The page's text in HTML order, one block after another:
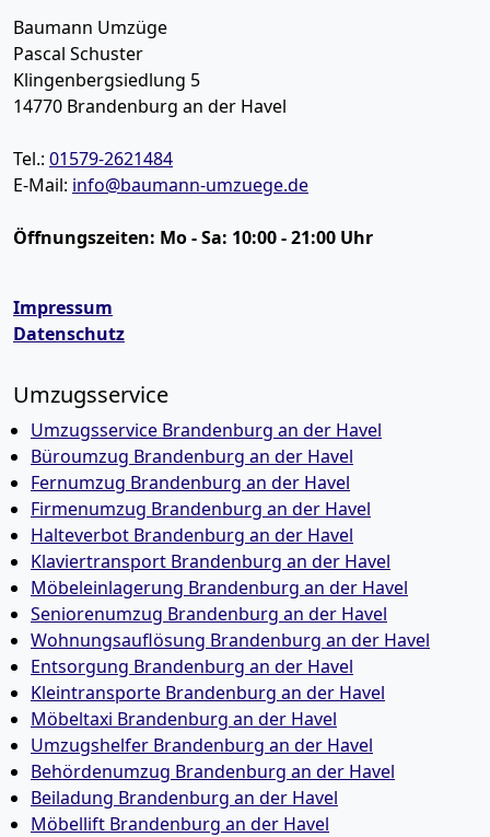
Baumann Umzüge
Pascal Schuster
Klingenbergsiedlung 5
14770 Brandenburg an der Havel
Tel.: 01579-2621484
E-Mail: info@baumann-umzuege.de
Öffnungszeiten: Mo - Sa: 10:00 - 21:00 Uhr
Impressum
Datenschutz
Umzugsservice
Umzugsservice Brandenburg an der Havel
Büroumzug Brandenburg an der Havel
Fernumzug Brandenburg an der Havel
Firmenumzug Brandenburg an der Havel
Halteverbot Brandenburg an der Havel
Klaviertransport Brandenburg an der Havel
Möbeleinlagerung Brandenburg an der Havel
Seniorenumzug Brandenburg an der Havel
Wohnungsauflösung Brandenburg an der Havel
Entsorgung Brandenburg an der Havel
Kleintransporte Brandenburg an der Havel
Möbeltaxi Brandenburg an der Havel
Umzugshelfer Brandenburg an der Havel
Behördenumzug Brandenburg an der Havel
Beiladung Brandenburg an der Havel
Möbellift Brandenburg an der Havel